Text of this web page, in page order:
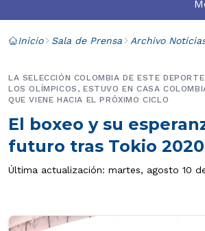
Inicio Sala de Prensa Archivo
El boxeo y su
futuro tras Tokio 2020
LA SELECCIÓN COLOMBIA DE ESTE
LOS OLÍMPICOS, ESTUVO EN CASA
QUE VIENE HACIA EL PRÓXIMO CICLO
Última actualización: martes, agosto 10